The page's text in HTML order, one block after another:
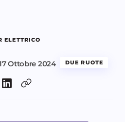
ELETTRICO
Ottobre 2024 DUE RUOTE